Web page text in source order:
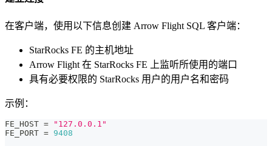
在客户端，使用以下信息创建 Arrow Flight SQL 客户端：
StarRocks FE 的主机地址
Arrow Flight 在 StarRocks FE 上监听所使用的端口
具有必要权限的 StarRocks 用户的用户名和密码
示例：
FE_HOST =
"127.0.0.1"
FE_PORT = 9408